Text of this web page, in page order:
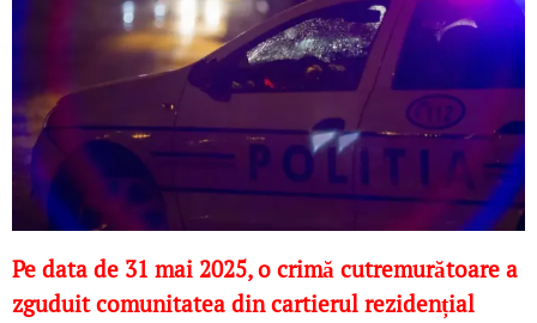
Pe data de 31 mai 2025, o crimă cutremurătoare a
zguduit comunitatea din cartierul rezidențial